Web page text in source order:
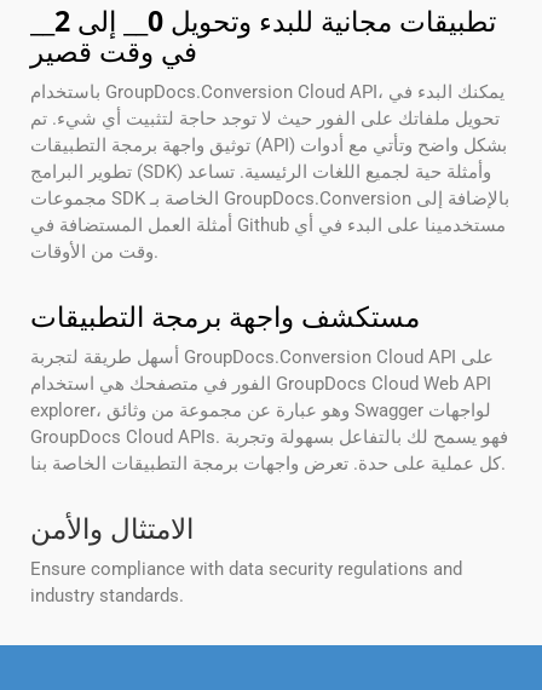
تطبيقات مجانية للبدء وتحويل 0 __ إلى 2
في وقت قصير
باستخدام GroupDocs.Conversion Cloud API، يمكنك البدء في
تحويل ملفاتك على الفور حيث لا توجد حاجة لتثبيت أي شيء. تم
توثيق واجهة برمجة التطبيقات (API) بشكل واضح وتأتي مع أدوات
تطوير البرامج (SDK) وأمثلة حية لجميع اللغات الرئيسية. تساعد
مجموعات SDK الخاصة بـ GroupDocs.Conversion بالإضافة إلى
أمثلة العمل المستضافة في Github مستخدمينا على البدء في أي
وقت من الأوقات.
مستكشف واجهة برمجة التطبيقات
أسهل طريقة لتجربة GroupDocs.Conversion Cloud API على
الفور في متصفحك هي استخدام GroupDocs Cloud Web API
explorer، وهو عبارة عن مجموعة من وثائق Swagger لواجهات
GroupDocs Cloud APIs. فهو يسمح لك بالتفاعل بسهولة وتجربة
كل عملية على حدة. تعرض واجهات برمجة التطبيقات الخاصة بنا.
الامتثال والأمن
Ensure compliance with data security regulations and
industry standards.